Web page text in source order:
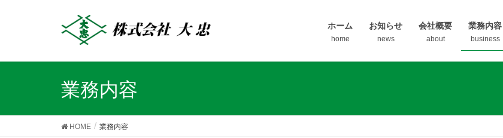
ホーム
home
お知らせ
news
会社概要
about
業務内容
business
業務内容
HOME 業務内容